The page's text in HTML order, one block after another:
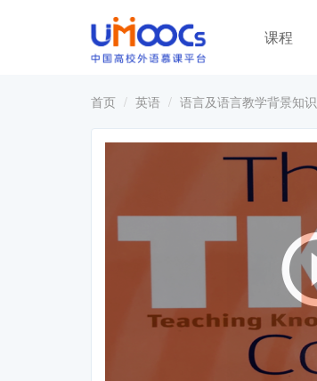
课程
首页 英语 语言及语言教学背景知识